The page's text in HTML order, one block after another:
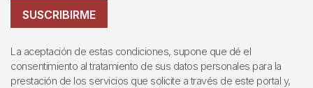
SUSCRIBIRME
La aceptación de estas condiciones, supone que dé el
consentimiento al tratamiento de sus datos personales para la
prestación de los servicios que solicite a través de este portal y,